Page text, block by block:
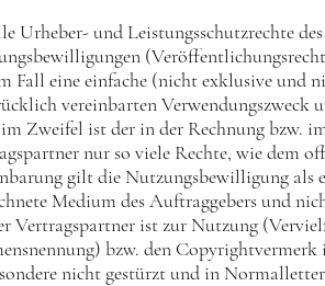
Urheber- und Leistungsschutzrechte
Fall eine einfache (nicht exklusive und
vereinbarten
Zweifel ist der in der Rechnung bzw.
nur so viele Rechte, wie dem
gilt die Nutzungsbewilligung
Medium des Auftraggebers und
Vertragspartner ist zur Nutzung
bzw. den
nicht gestürzt und in